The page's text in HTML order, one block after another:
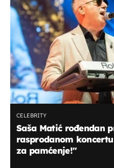
CELEBRITY
Saša Matić rođendan
rasprodanom
za pamćenje!"